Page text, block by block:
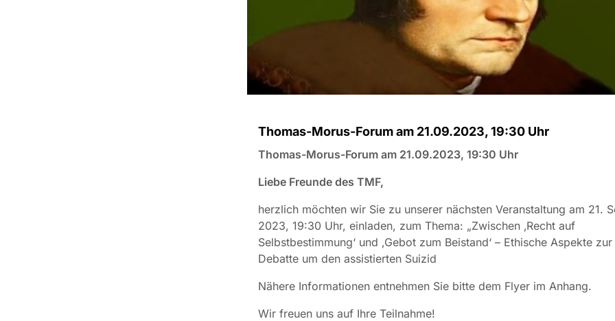
Thomas-Morus-Forum am 21.09.2023, 19:30 Uhr
Thomas-Morus-Forum am 21.09.2023, 19:30 Uhr
Liebe Freunde des TMF,
herzlich möchten wir Sie zu unserer nächsten Veranstaltung am 21.
2023, 19:30 Uhr, einladen, zum Thema: „Zwischen ‚Recht auf
Selbstbestimmung‘ und ‚Gebot zum Beistand‘ – Ethische Aspekte
Debatte um den assistierten Suizid
Nähere Informationen entnehmen Sie bitte dem Flyer im Anhang.
Wir freuen uns auf Ihre Teilnahme!